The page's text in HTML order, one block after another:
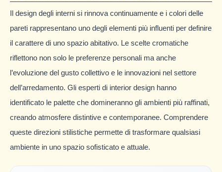
Il design degli interni si rinnova continuamente e i colori delle
pareti rappresentano uno degli elementi più influenti per definire
il carattere di uno spazio abitativo. Le scelte cromatiche
riflettono non solo le preferenze personali ma anche
l’evoluzione del gusto collettivo e le innovazioni nel settore
dell’arredamento. Gli esperti di interior design hanno
identificato le palette che domineranno gli ambienti più raffinati,
creando atmosfere distintive e contemporanee. Comprendere
queste direzioni stilistiche permette di trasformare qualsiasi
ambiente in uno spazio sofisticato e attuale.